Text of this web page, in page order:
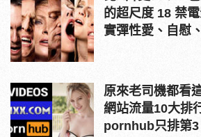
的超尺度 18 禁
實彈性愛、自慰
原來老司機都看
網站流量10大排
pornhub只排第3